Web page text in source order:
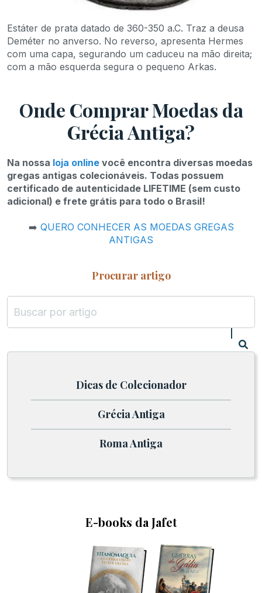
Estáter de prata datado de 360-350 a.C. Traz a deusa
Deméter no anverso. No reverso, apresenta Hermes
com uma capa, segurando um caduceu na mão direita;
com a mão esquerda segura o pequeno Arkas.
Onde Comprar Moedas da
Grécia Antiga?
Na nossa loja online você encontra diversas moedas
gregas antigas colecionáveis. Todas possuem
certificado de autenticidade LIFETIME (sem custo
adicional) e frete grátis para todo o Brasil!
➡️ QUERO CONHECER AS MOEDAS GREGAS
ANTIGAS
Procurar artigo
Dicas de Colecionador
Grécia Antiga
Roma Antiga
E-books da Jafet